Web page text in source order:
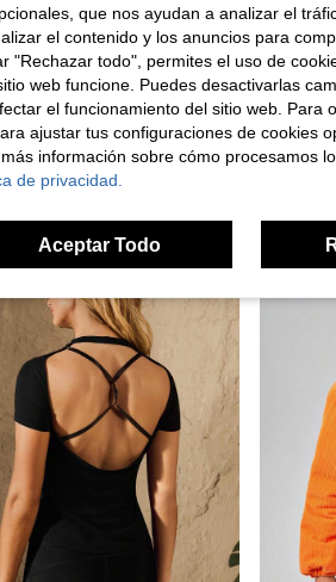
VARSIVA
VARSIVA SHORTS DE VERANO deportivos y básicos para exteriores con bolsillos y rayas.
27 Left
que nos ayudan a analizar el
el contenido y los anuncios para
"Rechazar todo", permites el uso de
web funcione. Puedes desactivarlas
el funcionamiento del sitio web. Para
ajustar tus configuraciones de cookies
información sobre cómo procesamos
de privacidad.
Aceptar Todo